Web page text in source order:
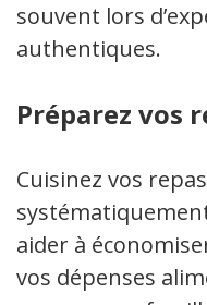
souvent lors
authentiques.
Préparez vos
Cuisinez vos
aider à
vos dépenses